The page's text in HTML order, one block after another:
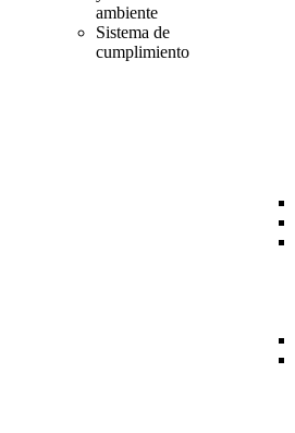
ambiente
Sistema de
cumplimiento